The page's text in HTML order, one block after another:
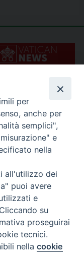
per
anche per
semplici",
e
nella
all'utilizzo dei
puoi avere
e
su
proseguirai
tecnici.
nellacookie